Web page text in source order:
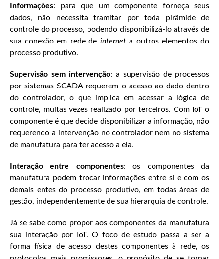
Informações: para que um componente forneça seus
dados, não necessita tramitar por toda pirâmide de
controle do processo, podendo disponibilizá-lo através de
sua conexão em rede de interneta outros elementos do
processo produtivo.
Supervisão sem intervenção: a supervisão de processos
por sistemas SCADA requerem o acesso ao dado dentro
do controlador, o que implica em acessar a lógica de
controle, muitas vezes realizado por terceiros. Com IoT o
componente é que decide disponibilizar a informação, não
requerendo a intervenção no controlador nem no sistema
de manufatura para ter acesso a ela.
Interação entre componentes: os componentes da
manufatura podem trocar informações entre si e com os
demais entes do processo produtivo, em todas áreas de
gestão, independentemente de sua hierarquia de controle.
Já se sabe como propor aos componentes da manufatura
sua interação por IoT. O foco de estudo passa a ser a
forma física de acesso destes componentes à rede, os